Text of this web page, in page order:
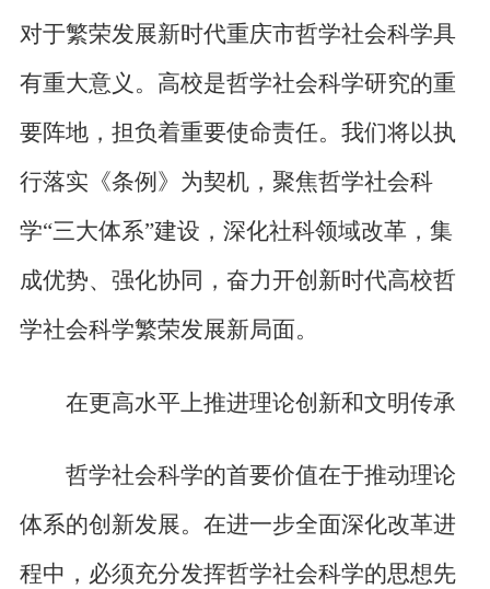
对于繁荣发展新时代重庆市哲学社会科学具
有重大意义。高校是哲学社会科学研究的重
要阵地，担负着重要使命责任。我们将以执
行落实《条例》为契机，聚焦哲学社会科
学“三大体系”建设，深化社科领域改革，集
成优势、强化协同，奋力开创新时代高校哲
学社会科学繁荣发展新局面。
在更高水平上推进理论创新和文明传承
哲学社会科学的首要价值在于推动理论
体系的创新发展。在进一步全面深化改革进
程中，必须充分发挥哲学社会科学的思想先